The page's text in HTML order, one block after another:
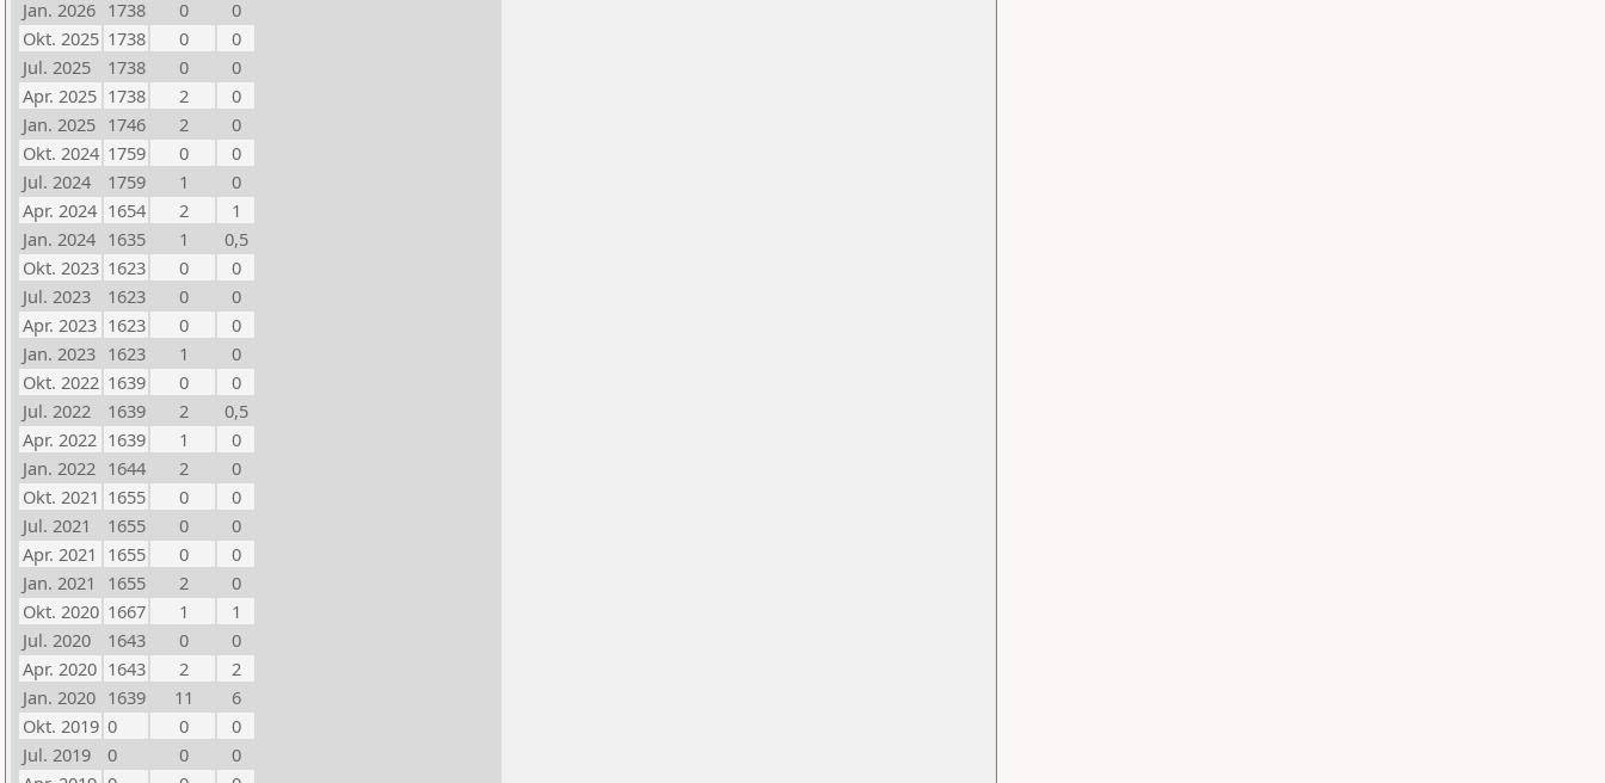
Jan. 2026 1738 0
0
Okt. 2025 1738 0
0
Jul. 2025
1738 0
0
Apr. 2025 1738 2
0
Jan. 2025 1746 2
0
Okt. 2024 1759 0
0
Jul. 2024
1759 1
0
Apr. 2024 1654 2
1
Jan. 2024 1635 1
0,5
Okt. 2023 1623 0
0
Jul. 2023
1623 0
0
Apr. 2023 1623 0
0
Jan. 2023 1623 1
0
Okt. 2022 1639 0
0
Jul. 2022
1639 2
0,5
Apr. 2022 1639 1
0
Jan. 2022 1644 2
0
Okt. 2021 1655 0
0
Jul. 2021
1655 0
0
Apr. 2021 1655 0
0
Jan. 2021
1655 2
0
Okt. 2020 1667 1
1
Jul. 2020
1643 0
0
Apr. 2020 1643 2
2
Jan. 2020 1639 11
6
Okt. 2019 0 0
0
Jul. 2019
0 0
0